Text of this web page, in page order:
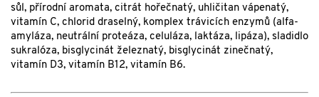
sůl, přírodní aromata, citrát hořečnatý, uhličitan vápenatý,
vitamín C, chlorid draselný, komplex trávicích enzymů (alfa-
amyláza, neutrální proteáza, celuláza, laktáza, lipáza), sladidlo
sukralóza, bisglycinát železnatý, bisglycinát zinečnatý,
vitamín D3, vitamín B12, vitamín B6.